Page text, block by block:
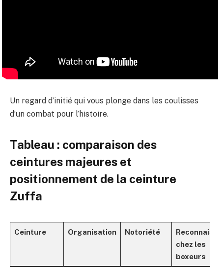
Un regard d’initié qui vous plonge dans les coulisses
d’un combat pour l’histoire.
Tableau : comparaison des
ceintures majeures et
positionnement de la ceinture
Zuffa
Ceinture Organisation Notoriété
chez les
boxeurs